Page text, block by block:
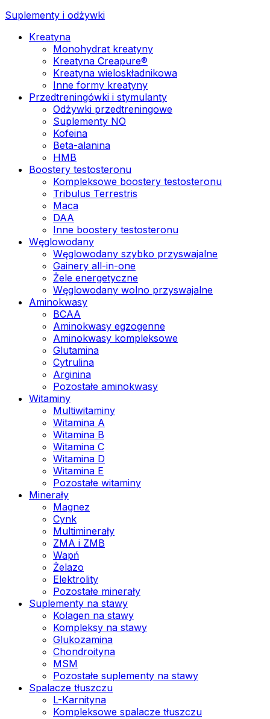
Suplementy i odżywki
Kreatyna
Monohydrat kreatyny
Kreatyna Creapure®
Kreatyna wieloskładnikowa
Inne formy kreatyny
Przedtreningówki i stymulanty
Odżywki przedtreningowe
Suplementy NO
Kofeina
Beta-alanina
HMB
Boostery testosteronu
Kompleksowe boostery testosteronu
Tribulus Terrestris
Maca
DAA
Inne boostery testosteronu
Węglowodany
Węglowodany szybko przyswajalne
Gainery all-in-one
Żele energetyczne
Węglowodany wolno przyswajalne
Aminokwasy
BCAA
Aminokwasy egzogenne
Aminokwasy kompleksowe
Glutamina
Cytrulina
Arginina
Pozostałe aminokwasy
Witaminy
Multiwitaminy
Witamina A
Witamina B
Witamina C
Witamina D
Witamina E
Pozostałe witaminy
Minerały
Magnez
Cynk
Multiminerały
ZMA i ZMB
Wapń
Żelazo
Elektrolity
Pozostałe minerały
Suplementy na stawy
Kolagen na stawy
Kompleksy na stawy
Glukozamina
Chondroityna
MSM
Pozostałe suplementy na stawy
Spalacze tłuszczu
L-Karnityna
Kompleksowe spalacze tłuszczu